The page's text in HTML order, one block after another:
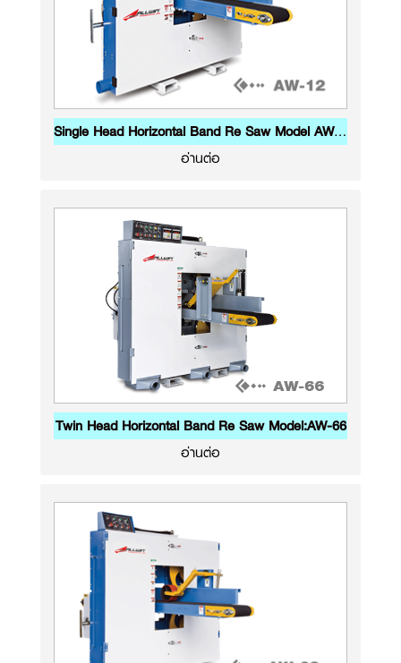
Single Head Horizontal Band Re Saw Model AW-12
อ่านต่อ
Twin Head Horizontal Band Re Saw Model:AW-66
อ่านต่อ